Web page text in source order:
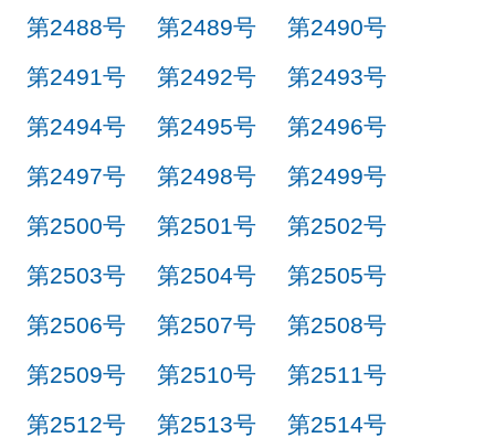
第2488号
第2489号
第2490号
第2491号
第2492号
第2493号
第2494号
第2495号
第2496号
第2497号
第2498号
第2499号
第2500号
第2501号
第2502号
第2503号
第2504号
第2505号
第2506号
第2507号
第2508号
第2509号
第2510号
第2511号
第2512号
第2513号
第2514号